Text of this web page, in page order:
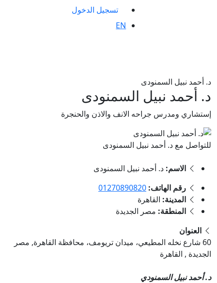
تسجيل الدخول
EN
د. أحمد نبيل السمنودى
د. أحمد نبيل السمنودى
إستشاري ومدرس جراحه الانف والاذن والحنجرة
للتواصل مع د. أحمد نبيل السمنودى
الاسم: د. أحمد نبيل السمنودى
رقم الهاتف: 01270890820
المدينة: القاهرة
المنطقة: مصر الجديدة
العنوان
60 شارع نخله المطيعي، ميدان تريومف، محافظة القاهرة‬, مصر
الجديدة , القاهرة
د. أحمد نبيل السمنودي